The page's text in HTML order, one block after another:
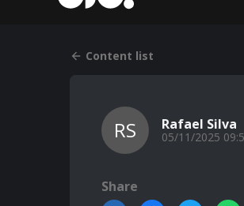
Content list
RS Rafael Silva
05/11/2025
Share